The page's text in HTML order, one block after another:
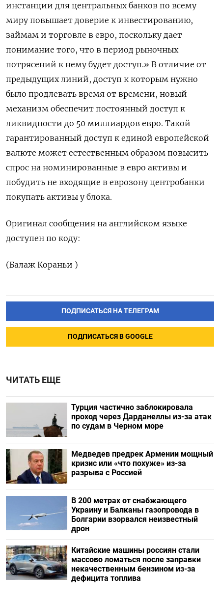
инстанции для центральных банков по всему
миру повышает доверие к инвестированию,
займам и торговле в евро, поскольку дает
понимание того, что в период рыночных
потрясений к нему будет доступ.» В отличие от
предыдущих линий, ​доступ к которым нужно
⁠было продлевать время от времени, новый
механизм обеспечит постоянный доступ к
ликвидности до 50 миллиардов евро. Такой
‌гарантированный доступ к единой европейской
валюте может естественным образом повысить
‌спрос на номинированные в евро активы и
побудить не входящие в ​еврозону центробанки
покупать активы у блока.
Оригинал сообщения на английском ‌языке
доступен по коду:
(Балаж Кораньи )
ПОДПИСАТЬСЯ НА ТЕЛЕГРАМ
ПОДПИСАТЬСЯ В GOOGLE
ЧИТАТЬ ЕЩЕ
Турция частично заблокировала
проход через Дарданеллы из-за атак
по судам в Черном море
Медведев предрек Армении мощный
кризис или «что похуже» из-за
разрыва с Россией
В 200 метрах от снабжающего
Украину и Балканы газопровода в
Болгарии взорвался неизвестный
дрон
Китайские машины россиян стали
массово ломаться после заправки
некачественным бензином из-за
дефицита топлива